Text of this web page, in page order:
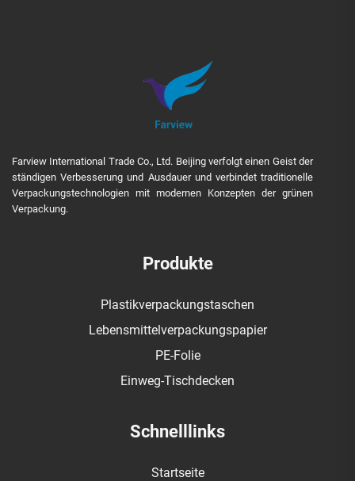
Farview International Trade Co., Ltd. Beijing verfolgt einen Geist der
ständigen Verbesserung und Ausdauer und verbindet traditionelle
Verpackungstechnologien mit modernen Konzepten der grünen
Verpackung.
Produkte
Plastikverpackungstaschen
Lebensmittelverpackungspapier
PE-Folie
Einweg-Tischdecken
Schnelllinks
Startseite